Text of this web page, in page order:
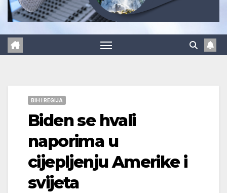
BIH I REGIJA
Biden se hvali
naporima u
cijepljenju Amerike i
svijeta